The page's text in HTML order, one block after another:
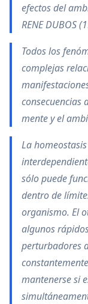
efectos del
RENE DUBOS
Todos los
complejas
consecuencias
mente y el
La
sólo puede
dentro de
organismo. El
algunos
perturbadores
mantenerse si